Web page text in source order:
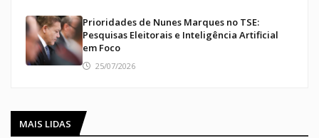
Prioridades de Nunes Marques no TSE:
Pesquisas Eleitorais e Inteligência Artificial
em Foco
25/07/2026
MAIS LIDAS